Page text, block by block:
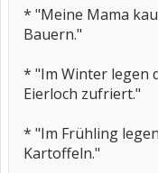
* "Meine Mama
Bauern."
* "Im Winter legen
Eierloch zufriert."
* "Im Frühling
Kartoffeln."